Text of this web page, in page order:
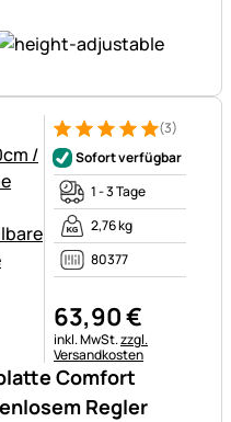
Comfort
Regler
Bewertung: 5 von 5 (3
3 Bewertungen
(3)
Sofort verfügbar
1 - 3 Tage
2,76 kg
80377
63,90€
Steuerhinweis:
inkl. MwSt.zzgl.
Versandkosten